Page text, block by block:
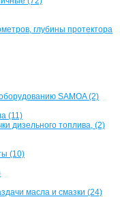
глубины протектора
SAMOA (2)
(11)
дизельного топлива, (2)
(10)
масла и смазки (24)